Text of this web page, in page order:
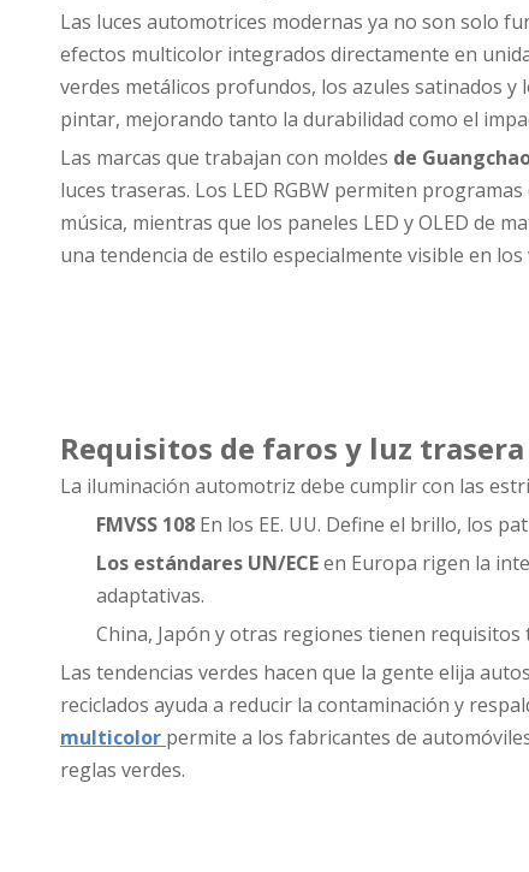
Las luces automotrices modernas ya no son solo
efectos multicolor integrados directamente en
verdes metálicos profundos, los azules satinados
pintar, mejorando tanto la durabilidad como el
Las marcas que trabajan con moldes de
luces traseras. Los LED RGBW permiten
música, mientras que los paneles LED y OLED de
una tendencia de estilo especialmente visible en
Requisitos de faros y luz trasera
La iluminación automotriz debe cumplir con las
FMVSS 108 En los EE. UU. Define el brillo, los
Los estándares UN/ECEen Europa rigen la
adaptativas.
China, Japón y otras regiones tienen requisitos
Las tendencias verdes hacen que la gente elija
reciclados ayuda a reducir la contaminación y
multicolor permite a los fabricantes de
reglas verdes.